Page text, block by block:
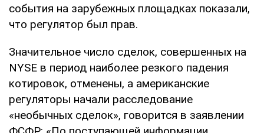
события на зарубежных площадках показали,
что регулятор был прав.
Значительное число сделок, совершенных на
NYSE в период наиболее резкого падения
котировок, отменены, а американские
регуляторы начали расследование
«необычных сделок», говорится в заявлении